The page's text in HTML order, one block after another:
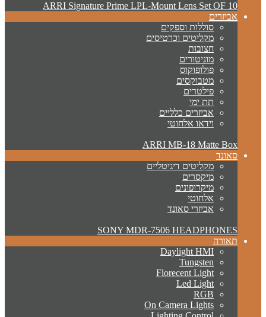
ARRI Signature Prime LPL-Mount Lens Set OF 10
אביזרים
סוללות וספקים
מקליטים וכרטיסים
חצובות
מוניטורים
פולופוקוס
מטבוקסים
פילטרים
תת ימי
אביזרים כלליים
וידאו אלחוטי
ARRI MB-18 Matte Box
סאונד
מקליטים דיגיטליים
מיקסרים
מיקרופונים
אלחוטי
אביזרי סאונד
SONY MDR-7506 HEADPHONES
תאורה
Daylight HMI
Tungsten
Florecent Light
Led Light
RGB
On Camera Lights